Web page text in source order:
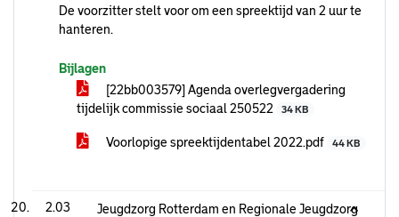
De voorzitter stelt voor om een spreektijd van 2 uur te
hanteren.
Bijlagen
[22bb003579] Agenda overlegvergadering
tijdelijk commissie sociaal 250522
34 KB
Voorlopige spreektijdentabel 2022.pdf 44 KB
2.03
Jeugdzorg Rotterdam en Regionale Jeugdzorg